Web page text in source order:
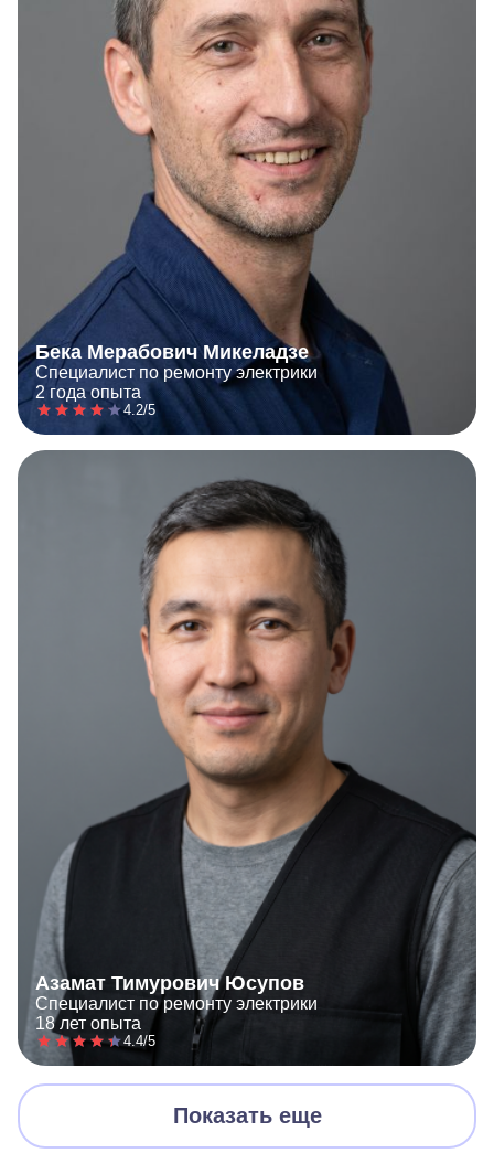
Бека Мерабович Микеладзе
Специалист по ремонту электрики
2 года опыта
4.2/5
Азамат Тимурович Юсупов
Специалист по ремонту электрики
18 лет опыта
4.4/5
Показать еще